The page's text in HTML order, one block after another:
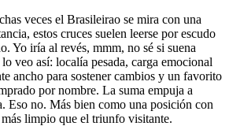
veces el Brasileirao se mira con una
estos cruces suelen leerse por escudo
Yo iría al revés, mmm, no sé si suena
veo así: localía pesada, carga emocional
ancho para sostener cambios y un favorito
por nombre. La suma empuja a
Eso no. Más bien como una posición con
limpio que el triunfo visitante.